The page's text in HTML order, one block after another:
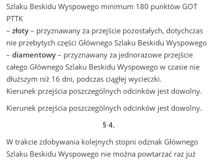
Szlaku Beskidu Wyspowego minimum 180 punktów GOT
PTTK
–złoty – przyznawany za przejście pozostałych, dotychczas
nie przebytych części Głównego Szlaku Beskidu Wyspowego
–diamentowy – przyznawany za jednorazowe przejście
całego Głównego Szlaku Beskidu Wyspowego w czasie nie
dłuższym niż 16 dni, podczas ciągłej wycieczki.
Kierunek przejścia poszczególnych odcinków jest dowolny.
Kierunek przejścia poszczególnych odcinków jest dowolny.
§ 4.
W trakcie zdobywania kolejnych stopni odznak Głównego
Szlaku Beskidu Wyspowego nie można powtarzać raz już